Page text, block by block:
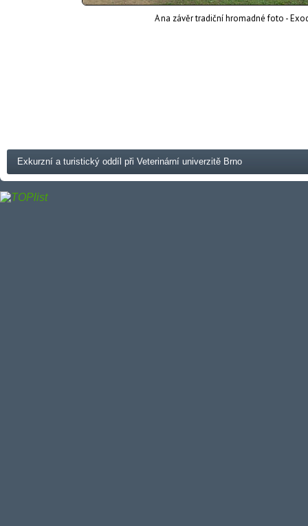
A na závěr tradiční hromadné foto -
Exkurzní a turistický oddíl při Veterinární univerzitě Brno